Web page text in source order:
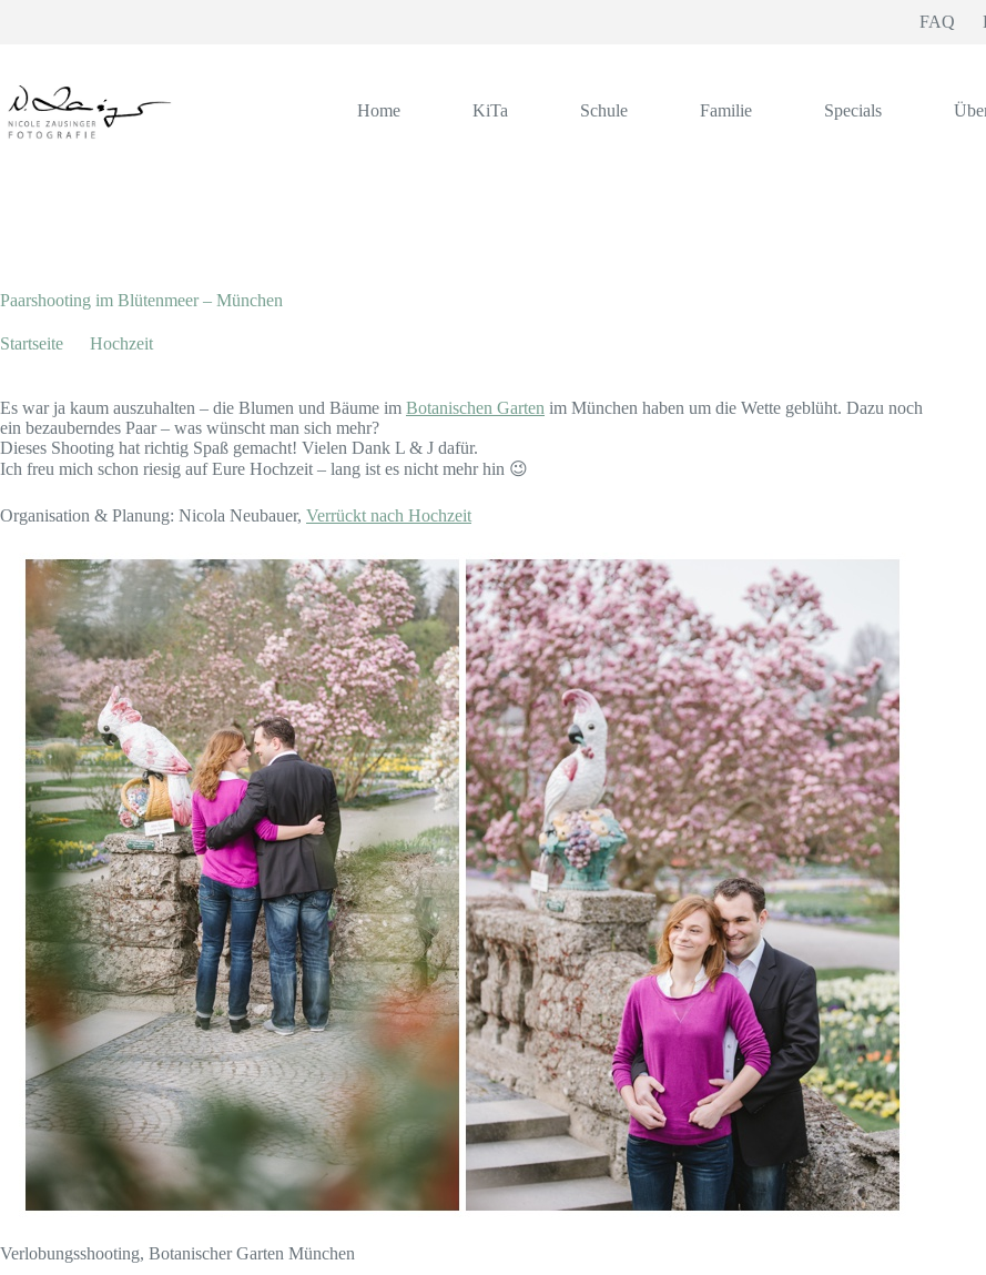
FAQ
Home KiTa Schule Familie Specials
Paarshooting im Blütenmeer – München
Startseite Hochzeit
Es war ja kaum auszuhalten – die Blumen und Bäume im Botanischen Garten im München haben um die Wette geblüht. Dazu noch
ein bezauberndes Paar – was wünscht man sich mehr?
Dieses Shooting hat richtig Spaß gemacht! Vielen Dank L & J dafür.
Ich freu mich schon riesig auf Eure Hochzeit – lang ist es nicht mehr hin 😉
Organisation & Planung: Nicola Neubauer, Verrückt nach Hochzeit
Verlobungsshooting, Botanischer Garten München